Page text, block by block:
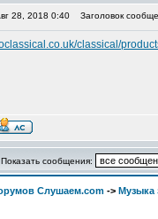
28, 2018 0:40 Заголовок
classical/
Показать сообщения:
Слушаем.com -> Музыка